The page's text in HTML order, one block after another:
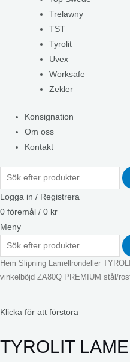
Trelawny
TST
Tyrolit
Uvex
Worksafe
Zekler
Konsignation
Om oss
Kontakt
Logga in / Registrera
0 föremål / 0 kr
Meny
Hem Slipning Lamellrondeller
vinkelböjd ZA80Q PREMIUM stål/
Klicka för att förstora
TYROLIT